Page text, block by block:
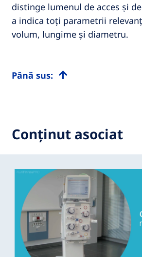
distinge lumenul de acces și
a indica toți parametrii
volum, lungime și diametru.
Până sus:
Conținut asociat